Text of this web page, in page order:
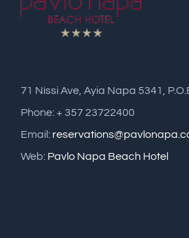
71 Nissi Ave, Ayia Napa 5341,
Phone: + 357 23722400
Email:
Web: Pavlo Napa Beach Hotel